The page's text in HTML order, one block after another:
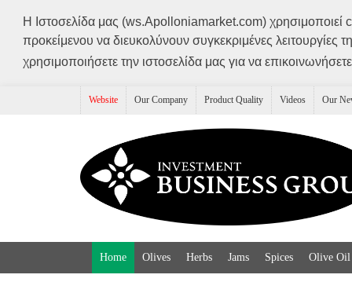
Η Ιστοσελίδα μας (ws.Apolloniamarket.com) χρησιμοποιεί
προκείμενου να διευκολύνουν συγκεκριμένες
χρησιμοποιήσετε την ιστοσελίδα μας για να
Website Our Company Product Quality Videos Our
Home Olives Herbs Jams Spices Olive Oil